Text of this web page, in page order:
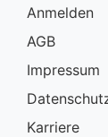
Anmelden
AGB
Impressum
Karriere